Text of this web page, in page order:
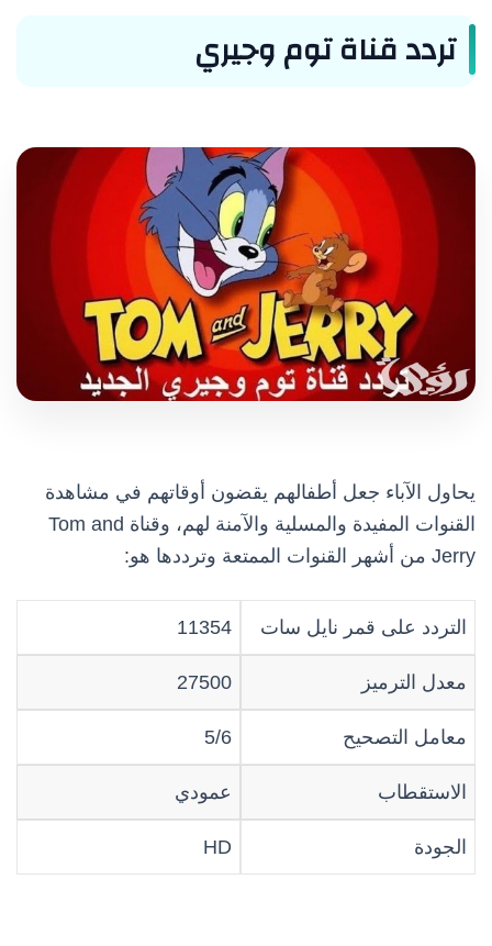
تردد قناة توم وجيري
يحاول الآباء جعل أطفالهم يقضون أوقاتهم في مشاهدة
القنوات المفيدة والمسلية والآمنة لهم، وقناة Tom and
Jerry من أشهر القنوات الممتعة وترددها هو:
التردد على قمر نايل سات 11354
معدل الترميز 27500
معامل التصحيح 5/6
الاستقطاب عمودي
الجودة HD